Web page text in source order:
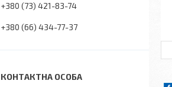
+380 (73) 421-83-74
+380 (66) 434-77-37